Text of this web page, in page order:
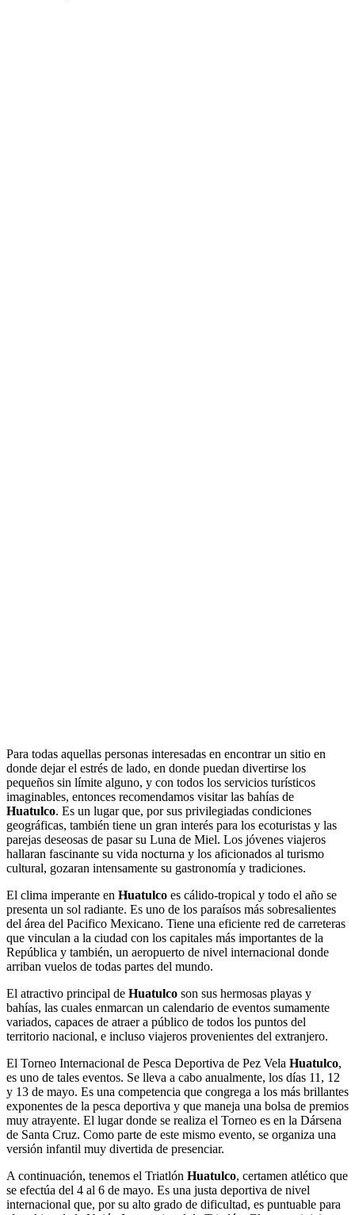
Para todas aquellas personas interesadas en encontrar un sitio en
donde dejar el estrés de lado, en donde puedan divertirse los
pequeños sin límite alguno, y con todos los servicios turísticos
imaginables, entonces recomendamos visitar las bahías de
Huatulco. Es un lugar que, por sus privilegiadas condiciones
geográficas, también tiene un gran interés para los ecoturistas y las
parejas deseosas de pasar su Luna de Miel. Los jóvenes viajeros
hallaran fascinante su vida nocturna y los aficionados al turismo
cultural, gozaran intensamente su gastronomía y tradiciones.
El clima imperante en Huatulco es cálido-tropical y todo el año se
presenta un sol radiante. Es uno de los paraísos más sobresalientes
del área del Pacifico Mexicano. Tiene una eficiente red de carreteras
que vinculan a la ciudad con los capitales más importantes de la
República y también, un aeropuerto de nivel internacional donde
arriban vuelos de todas partes del mundo.
El atractivo principal de Huatulco son sus hermosas playas y
bahías, las cuales enmarcan un calendario de eventos sumamente
variados, capaces de atraer a público de todos los puntos del
territorio nacional, e incluso viajeros provenientes del extranjero.
El Torneo Internacional de Pesca Deportiva de Pez Vela Huatulco,
es uno de tales eventos. Se lleva a cabo anualmente, los días 11, 12
y 13 de mayo. Es una competencia que congrega a los más brillantes
exponentes de la pesca deportiva y que maneja una bolsa de premios
muy atrayente. El lugar donde se realiza el Torneo es en la Dársena
de Santa Cruz. Como parte de este mismo evento, se organiza una
versión infantil muy divertida de presenciar.
A continuación, tenemos el Triatlón Huatulco, certamen atlético que
se efectúa del 4 al 6 de mayo. Es una justa deportiva de nivel
internacional que, por su alto grado de dificultad, es puntuable para